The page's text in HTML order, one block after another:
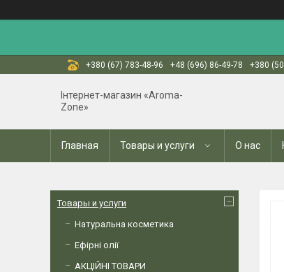
+380 (67) 783-48-96 +48 (696) 86-49-78 +380
Інтернет-магазин «Aroma-
Zone»
Главная Товары и услуги О нас
Товары и услуги
Натуральна косметика
Ефірні олії
АКЦІЙНІ ТОВАРИ